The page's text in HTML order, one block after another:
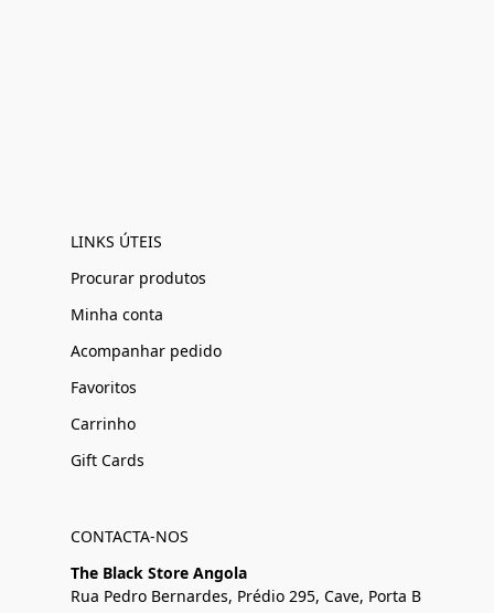
LINKS ÚTEIS
Procurar produtos
Minha conta
Acompanhar pedido
Favoritos
Carrinho
Gift Cards
CONTACTA-NOS
The Black Store Angola
Rua Pedro Bernardes, Prédio 295, Cave, Porta B